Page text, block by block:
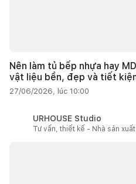
Nên làm tủ bếp nhựa hay
vật liệu bền, đẹp và tiết
27/06/2026, lúc 10:00
URHOUSE Studio
Tư vấn, thiết kế - Nhà sản xuất